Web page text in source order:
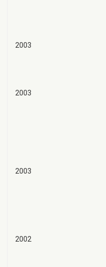
2003
2003
2003
2002